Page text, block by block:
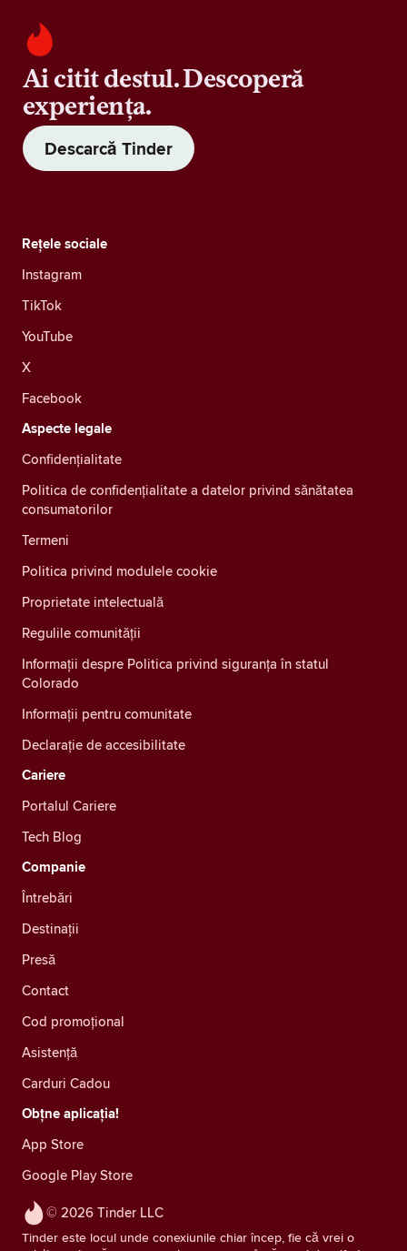
Ai citit destul. Descoperă
experiența.
Descarcă Tinder
© 2026 Tinder LLC
Tinder este locul unde conexiunile chiar încep, fie că vrei o
Rețele sociale
Instagram
TikTok
YouTube
X
Facebook
Aspecte legale
Confidenţialitate
Politica de confidențialitate a datelor privind sănătatea
consumatorilor
Termeni
Politica privind modulele cookie
Proprietate intelectuală
Regulile comunității
Informații despre Politica privind siguranța în statul
Colorado
Informații pentru comunitate
Declarație de accesibilitate
Cariere
Portalul Cariere
Tech Blog
Companie
Întrebări
Destinații
Presă
Contact
Cod promoțional
Asistență
Carduri Cadou
Obțne aplicația!
App Store
Google Play Store